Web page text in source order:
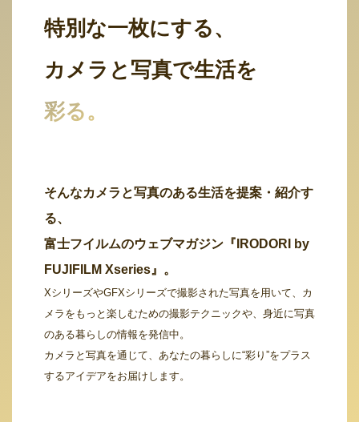
特別な一枚にする、
カメラと写真で生活を
彩る。
そんなカメラと写真のある生活を提案・紹介す
る、
富士フイルムのウェブマガジン『IRODORI by
FUJIFILM Xseries』。
XシリーズやGFXシリーズで撮影された写真を用いて、カ
メラをもっと楽しむための撮影テクニックや、身近に写真
のある暮らしの情報を発信中。
カメラと写真を通じて、あなたの暮らしに“彩り”をプラス
するアイデアをお届けします。